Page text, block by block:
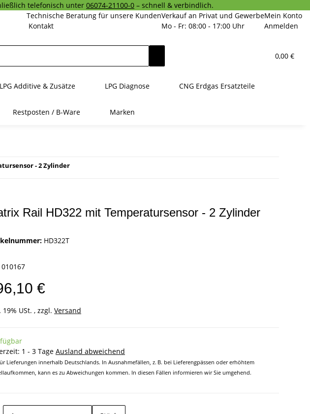
telefonisch unter 06074-21100-0 – schnell & verbindlich.
Mein Konto
Anmelden
Verkauf an Privat und Gewerbe
Mo - Fr: 08:00 - 17:00 Uhr
Technische Beratung für unsere Kunden
Kontakt
0,00 €
LPG Additive & Zusätze LPG Diagnose CNG Erdgas Ersatzteile
Restposten / B-Ware Marken
- 2 Zylinder
Rail HD322 mit Temperatursensor - 2 Zylinder
HD322T
010167
€
19% USt. , zzgl. Versand
1 - 3 Tage Ausland abweichend
Lieferungen innerhalb Deutschlands. In Ausnahmefällen, z. B. bei Lieferengpässen oder erhöhtem
kann es zu Abweichungen kommen. In diesen Fällen informieren wir Sie umgehend.